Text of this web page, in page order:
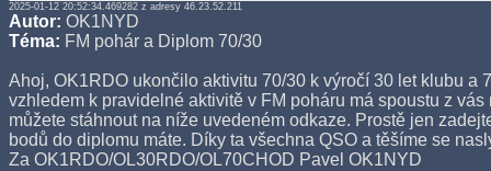
2025-01-12 20:52:34.469282 z adresy 46.23.52.211
Autor: OK1NYD
Téma: FM pohár a Diplom 70/30
Ahoj, OK1RDO ukončilo aktivitu 70/30 k výročí 30 let klubu a
vzhledem k pravidelné aktivitě v FM poháru má spoustu z
můžete stáhnout na níže uvedeném odkaze. Prostě jen
bodů do diplomu máte. Díky ta všechna QSO a těšíme se
Za OK1RDO/OL30RDO/OL70CHOD Pavel OK1NYD